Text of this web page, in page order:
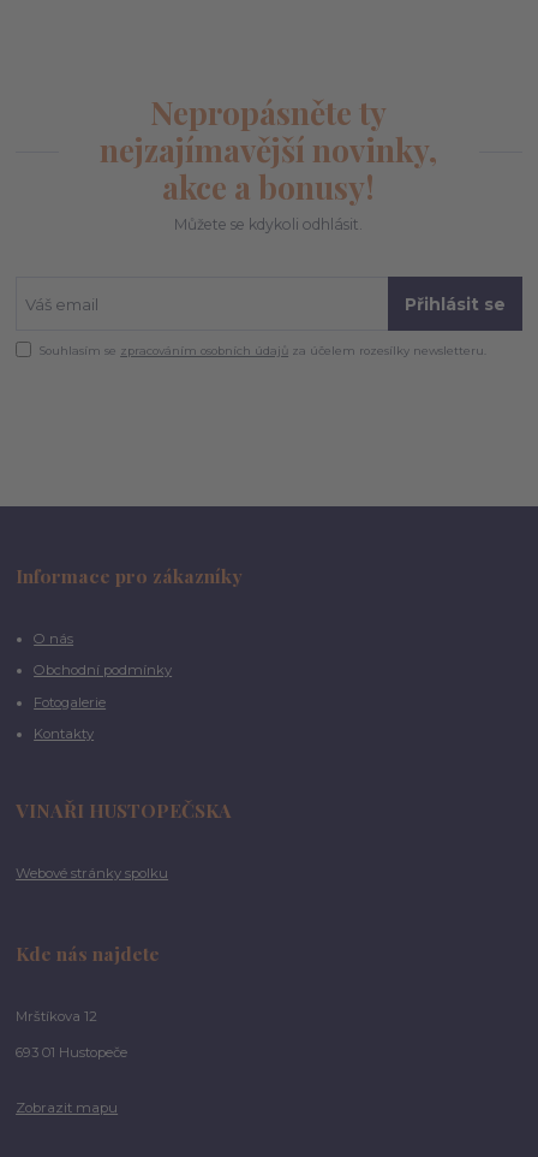
Nepropásněte ty
nejzajímavější novinky,
akce a bonusy!
Můžete se kdykoli odhlásit.
Přihlásit se
Souhlasím se zpracováním osobních údajů za účelem rozesílky newsletteru.
Informace pro zákazníky
O nás
Obchodní podmínky
Fotogalerie
Kontakty
VINAŘI HUSTOPEČSKA
Webové stránky spolku
Kde nás najdete
Mrštíkova 12
693 01 Hustopeče
Zobrazit mapu